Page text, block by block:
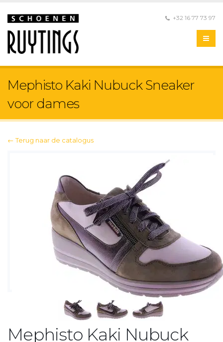
+32 16 77 73 97
Mephisto Kaki Nubuck Sneaker
voor dames
← Terug naar de catalogus
Mephisto Kaki Nubuck